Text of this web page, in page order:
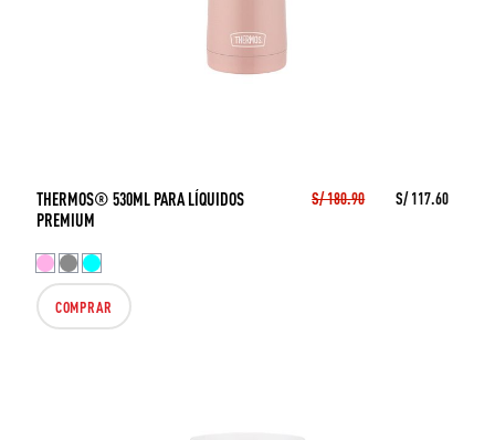
THERMOS® 530ML PARA LÍQUIDOS
PREMIUM
S/ 180.90 S/ 117.60
COMPRAR